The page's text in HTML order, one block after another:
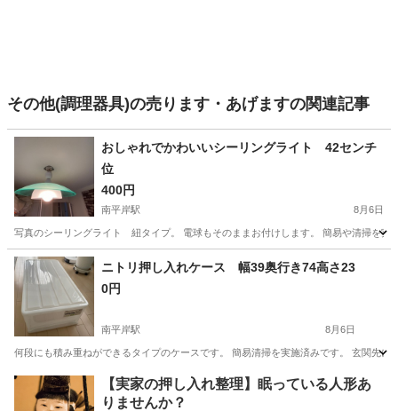
その他(調理器具)の売ります・あげますの関連記事
おしゃれでかわいいシーリングライト 42センチ
位
400円
南平岸駅 8月6日
写真のシーリングライト 紐タイプ。 電球もそのままお付けします。 簡易や清掃を実
北海道 札幌市 南平岸駅 生活雑貨
ニトリ押し入れケース 幅39奥行き74高さ23
0円
南平岸駅 8月6日
何段にも積み重ねができるタイプのケースです。 簡易清掃を実施済みです。 玄関先
北海道 札幌市 南平岸駅 生活雑貨 ケース
【実家の押し入れ整理】眠っている人形あ
りませんか？